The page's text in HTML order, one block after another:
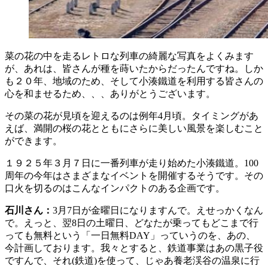
菜の花の中を走るレトロな列車の綺麗な写真をよくみます
が、あれは、皆さんが種を蒔いたからだったんですね。しか
も２０年、地域のため、そして小湊鐵道を利用する皆さんの
心を和ませるため、、、ありがとうございます。
その菜の花が見頃を迎えるのは例年4月頃。タイミングがあ
えば、満開の桜の花とともにさらに美しい風景を楽しむこと
ができます。
１９２５年３月７日に一番列車が走り始めた小湊鐵道。100
周年の今年はさまざまなイベントを開催するそうです。その
口火を切るのはこんなインパクトのある企画です。
石川さん： 3月7日が金曜日になりますんで。えせっかくなん
で。えっと、翌8日の土曜日、どなたが乗ってもどこまで行
っても無料という「一日無料DAY」っていうのを、あの、
今計画しております。我々とすると、鉄道事業はあの黒子役
ですんで、それ(鉄道)を使って、じゃあ養老渓谷の温泉に行